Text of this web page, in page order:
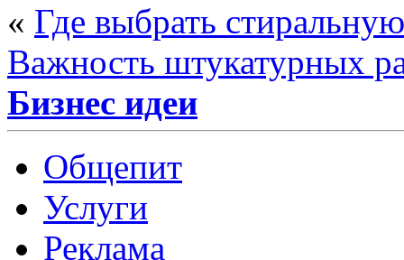
« Где выбрать
Важность штукатурных
Бизнес идеи
Общепит
Услуги
Реклама